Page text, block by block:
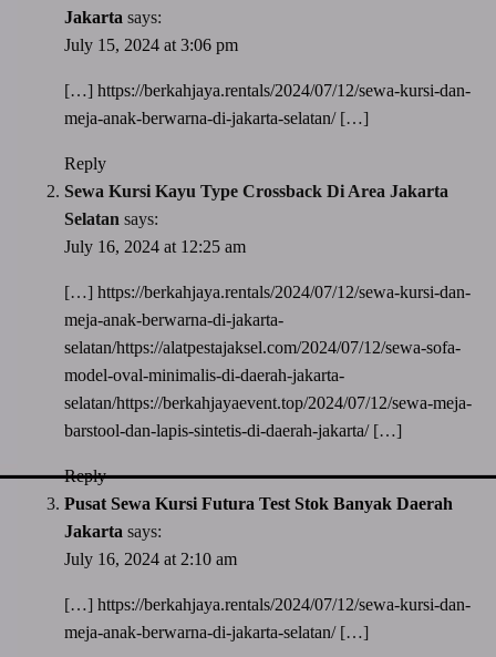
Jakarta says:
July 15, 2024 at 3:06 pm
[…] https://berkahjaya.rentals/2024/07/12/sewa-kursi-dan-
meja-anak-berwarna-di-jakarta-selatan/[…]
Reply
Sewa Kursi Kayu Type Crossback Di Area Jakarta
Selatan says:
July 16, 2024 at 12:25 am
[…] https://berkahjaya.rentals/2024/07/12/sewa-kursi-dan-
meja-anak-berwarna-di-jakarta-
selatan/https://alatpestajaksel.com/2024/07/12/sewa-sofa-
model-oval-minimalis-di-daerah-jakarta-
selatan/https://berkahjayaevent.top/2024/07/12/sewa-meja-
barstool-dan-lapis-sintetis-di-daerah-jakarta/[…]
Reply
Pusat Sewa Kursi Futura Test Stok Banyak Daerah
Jakarta says:
July 16, 2024 at 2:10 am
[…] https://berkahjaya.rentals/2024/07/12/sewa-kursi-dan-
meja-anak-berwarna-di-jakarta-selatan/[…]